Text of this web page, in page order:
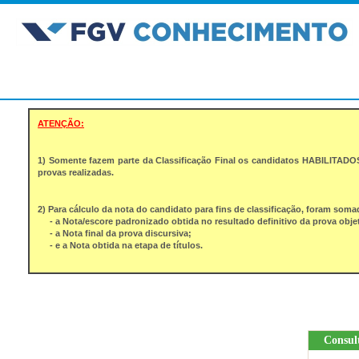
ATENÇÃO:
1) Somente fazem parte da Classificação Final os candidatos
provas realizadas.
2) Para cálculo da nota do candidato para fins de classificação, foram
- a Nota/escore padronizado obtida no resultado definitivo da prova
- a Nota final da prova discursiva;
- e a Nota obtida na etapa de títulos.